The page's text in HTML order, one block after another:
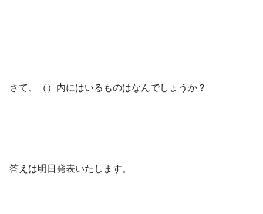
さて、（）内にはいるものはなんでしょうか？
答えは明日発表いたします。